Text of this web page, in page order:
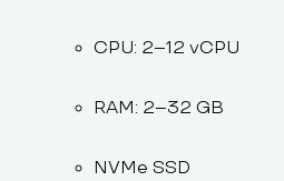
CPU: 2–12 vCPU
RAM: 2–32 GB
NVMe SSD